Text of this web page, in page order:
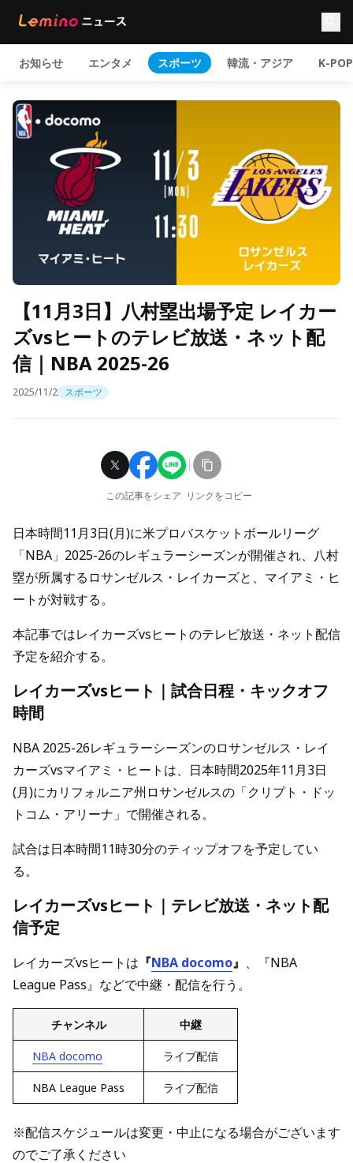
お知らせ エンタメ スポーツ 韓流・アジア K-POP
【11月3日】八村塁出場予定 レイカー
ズvsヒートのテレビ放送・ネット配
信｜NBA 2025-26
2025/11/2 スポーツ
この記事をシェア リンクをコピー
日本時間11月3日(月)に米プロバスケットボールリーグ
「NBA」2025-26のレギュラーシーズンが開催され、八村
塁が所属するロサンゼルス・レイカーズと、マイアミ・ヒ
ートが対戦する。
本記事ではレイカーズvsヒートのテレビ放送・ネット配信
予定を紹介する。
レイカーズvsヒート｜試合日程・キックオフ
時間
NBA 2025-26レギュラーシーズンのロサンゼルス・レイ
カーズvsマイアミ・ヒートは、日本時間2025年11月3日
(月)にカリフォルニア州ロサンゼルスの「クリプト・ドッ
トコム・アリーナ」で開催される。
試合は日本時間11時30分のティップオフを予定してい
る。
レイカーズvsヒート｜テレビ放送・ネット配
信予定
レイカーズvsヒートは 『NBA docomo』 、『NBA
League Pass』などで中継・配信を行う。
チャンネル 中継
NBA docomo ライブ配信
NBA League Pass ライブ配信
※配信スケジュールは変更・中止になる場合がございます
のでご了承ください